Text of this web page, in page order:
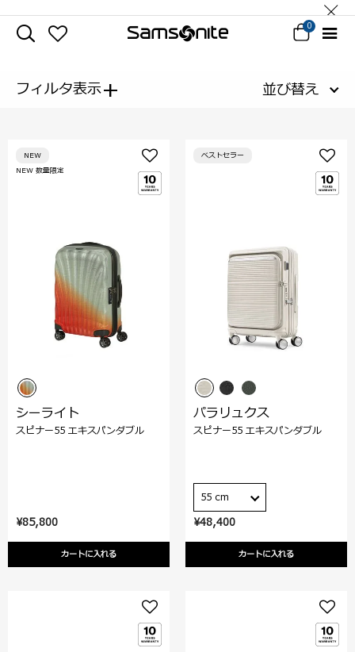
0
フィルタ表示+ 並び替え
¥85,800
カートに入れる
NEW 数量限定
NEW
シーライト
スピナー55 エキスパンダブル
¥48,400
カートに入れる
ベストセラー
パラリュクス
スピナー55 エキスパンダブル
55 cm